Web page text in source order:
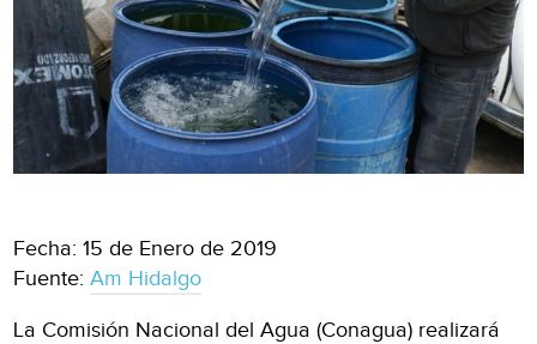
Fecha: 15 de Enero de 2019
Fuente:Am Hidalgo
La Comisión Nacional del Agua (Conagua) realizará